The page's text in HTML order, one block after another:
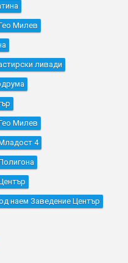
Милев
ливади
Милев
4
наем Заведение Център